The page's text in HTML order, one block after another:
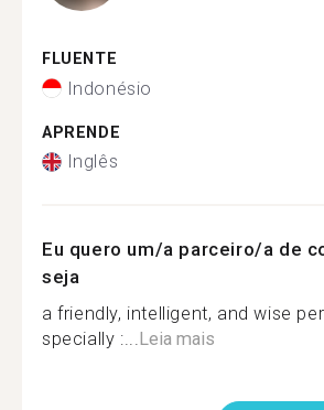
FLUENTE
Indonésio
APRENDE
Inglês
Eu quero um/a parceiro/a de
seja
a friendly, intelligent, and wise
specially :...Leia mais